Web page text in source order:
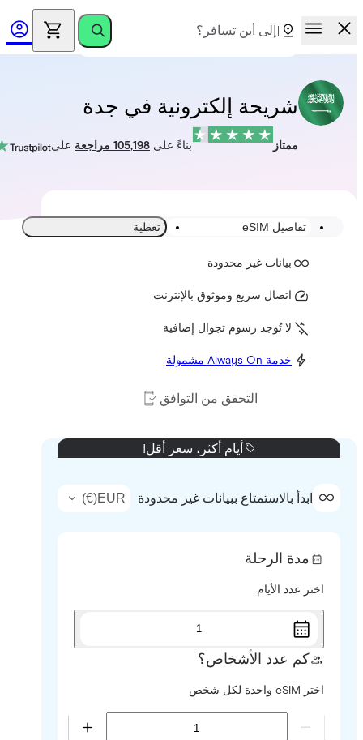
شريحة إلكترونية في جدة
بناءً على105,198 مراجعة على
تفاصيل eSIM تغطية
بيانات غير محدودة
اتصال سريع وموثوق بالإنترنت
لا تُوجد رسوم تجوال إضافية
خدمة Always On مشمولة
التحقق من التوافق
أيام أكثر، سعر أقل!
ابدأ بالاستمتاع ببيانات غير محدودة EUR
€
)
مدة الرحلة
اختر عدد الأيام
كم عدد الأشخاص؟